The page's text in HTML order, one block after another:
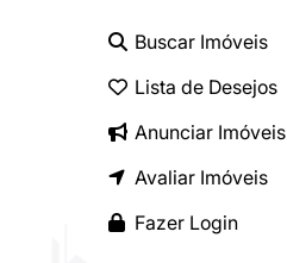
Buscar Imóveis
Lista de Desejos
Anunciar Imóveis
Avaliar Imóveis
Fazer Login